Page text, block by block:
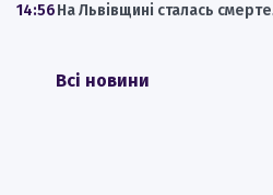
14:56На Львівщині сталась
Всі новини